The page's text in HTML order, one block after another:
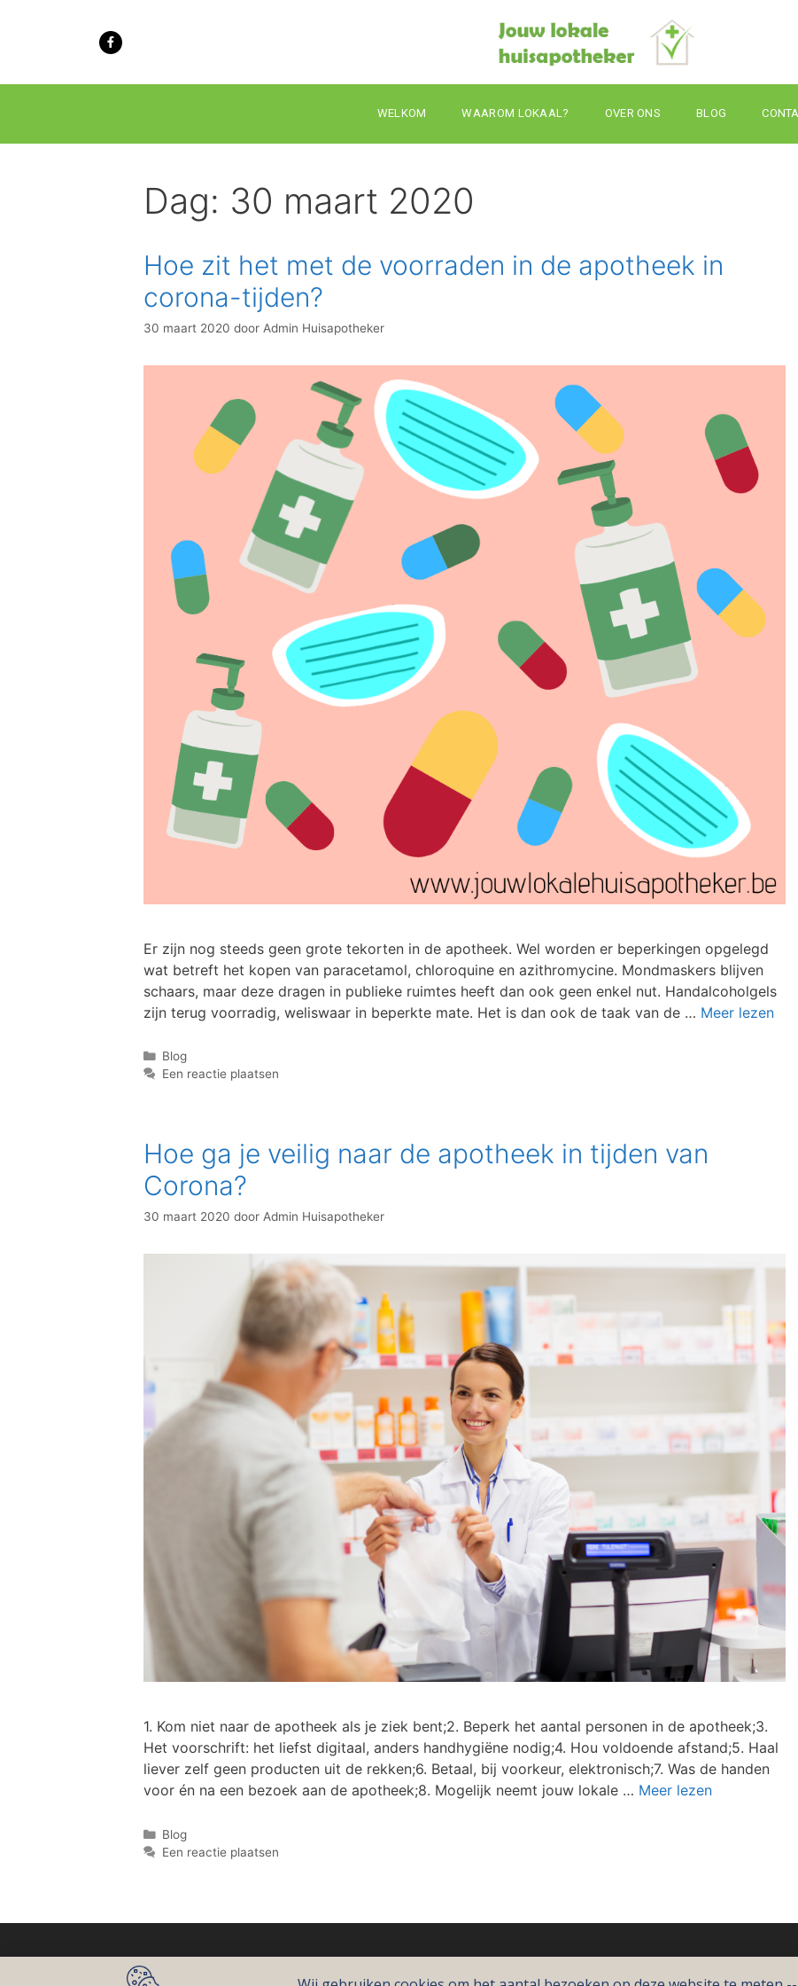
WELKOM WAAROM LOKAAL? OVER ONS BLOG
Dag: 30 maart 2020
Hoe zit het met de voorraden in de apotheek in
corona-tijden?
30 maart 2020 door Admin Huisapotheker
Er zijn nog steeds geen grote tekorten in de apotheek. Wel worden er beperkingen opgelegd
wat betreft het kopen van paracetamol, chloroquine en azithromycine. Mondmaskers blijven
schaars, maar deze dragen in publieke ruimtes heeft dan ook geen enkel nut. Handalcoholgels
zijn terug voorradig, weliswaar in beperkte mate. Het is dan ook de taak van de … Meer lezen
Blog
Een reactie plaatsen
Hoe ga je veilig naar de apotheek in tijden van
Corona?
30 maart 2020 door Admin Huisapotheker
1. Kom niet naar de apotheek als je ziek bent;2. Beperk het aantal personen in de apotheek;3.
Het voorschrift: het liefst digitaal, anders handhygiëne nodig;4. Hou voldoende afstand;5. Haal
liever zelf geen producten uit de rekken;6. Betaal, bij voorkeur, elektronisch;7. Was de handen
voor én na een bezoek aan de apotheek;8. Mogelijk neemt jouw lokale … Meer lezen
Blog
Een reactie plaatsen
© 2026 Jouw lokale huisapotheker